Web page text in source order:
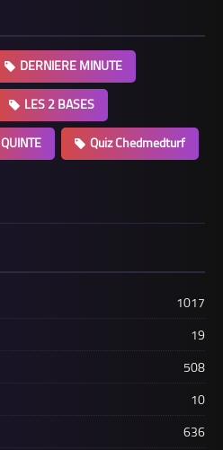
DERNIERE MINUTE
LES 2 BASES
QUINTE
Quiz Chedmedturf
1017
19
508
10
636